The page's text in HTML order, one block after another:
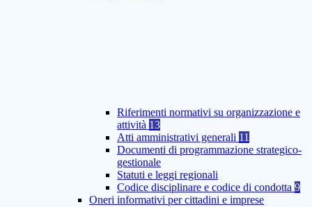
Riferimenti normativi su organizzazione e
attività 13
Atti amministrativi generali 11
Documenti di programmazione strategico-
gestionale
Statuti e leggi regionali
Codice disciplinare e codice di condotta 9
Oneri informativi per cittadini e imprese